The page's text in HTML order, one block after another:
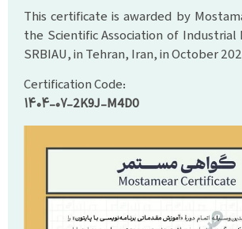
This certificate is awarded by
the Scientific Association of
SRBIAU, in Tehran, Iran, in October
Certification Code:
۱۴۰۴-۰۷-2K9J-M4D0